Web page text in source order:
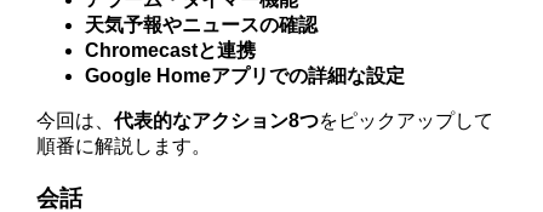
天気予報やニュースの確認
Chromecastと連携
Google Homeアプリでの詳細な設定
今回は、代表的なアクション8つをピックアップして
順番に解説します。
会話